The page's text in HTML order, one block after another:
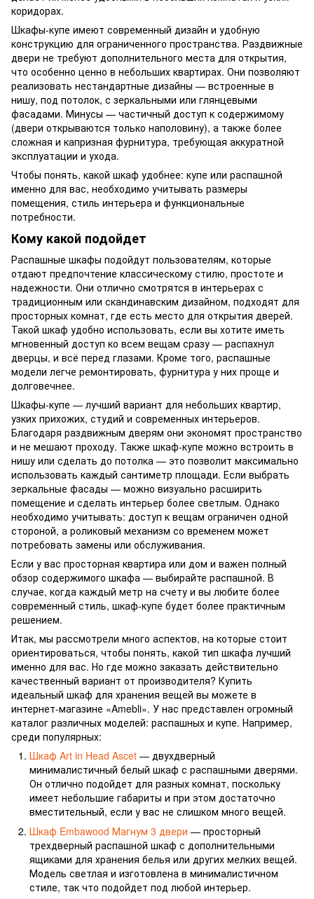
коридорах.
Шкафы-купе имеют современный дизайн и удобную
конструкцию для ограниченного пространства. Раздвижные
двери не требуют дополнительного места для открытия,
что особенно ценно в небольших квартирах. Они позволяют
реализовать нестандартные дизайны — встроенные в
нишу, под потолок, с зеркальными или глянцевыми
фасадами. Минусы — частичный доступ к содержимому
(двери открываются только наполовину), а также более
сложная и капризная фурнитура, требующая аккуратной
эксплуатации и ухода.
Чтобы понять, какой шкаф удобнее: купе или распашной
именно для вас, необходимо учитывать размеры
помещения, стиль интерьера и функциональные
потребности.
Кому какой подойдет
Распашные шкафы подойдут пользователям, которые
отдают предпочтение классическому стилю, простоте и
надежности. Они отлично смотрятся в интерьерах с
традиционным или скандинавским дизайном, подходят для
просторных комнат, где есть место для открытия дверей.
Такой шкаф удобно использовать, если вы хотите иметь
мгновенный доступ ко всем вещам сразу — распахнул
дверцы, и всё перед глазами. Кроме того, распашные
модели легче ремонтировать, фурнитура у них проще и
долговечнее.
Шкафы-купе — лучший вариант для небольших квартир,
узких прихожих, студий и современных интерьеров.
Благодаря раздвижным дверям они экономят пространство
и не мешают проходу. Также шкаф-купе можно встроить в
нишу или сделать до потолка — это позволит максимально
использовать каждый сантиметр площади. Если выбрать
зеркальные фасады — можно визуально расширить
помещение и сделать интерьер более светлым. Однако
необходимо учитывать: доступ к вещам ограничен одной
стороной, а роликовый механизм со временем может
потребовать замены или обслуживания.
Если у вас просторная квартира или дом и важен полный
обзор содержимого шкафа — выбирайте распашной. В
случае, когда каждый метр на счету и вы любите более
современный стиль, шкаф-купе будет более практичным
решением.
Итак, мы рассмотрели много аспектов, на которые стоит
ориентироваться, чтобы понять, какой тип шкафа лучший
именно для вас. Но где можно заказать действительно
качественный вариант от производителя? Купить
идеальный шкаф для хранения вещей вы можете в
интернет-магазине «Amebli». У нас представлен огромный
каталог различных моделей: распашных и купе. Например,
среди популярных:
Шкаф Art in Head Ascet — двухдверный
минималистичный белый шкаф с распашными дверями.
Он отлично подойдет для разных комнат, поскольку
имеет небольшие габариты и при этом достаточно
вместительный, если у вас не слишком много вещей.
Шкаф Embawood Магнум 3 двери — просторный
трехдверный распашной шкаф с дополнительными
ящиками для хранения белья или других мелких вещей.
Модель светлая и изготовлена в минималистичном
стиле, так что подойдет под любой интерьер.